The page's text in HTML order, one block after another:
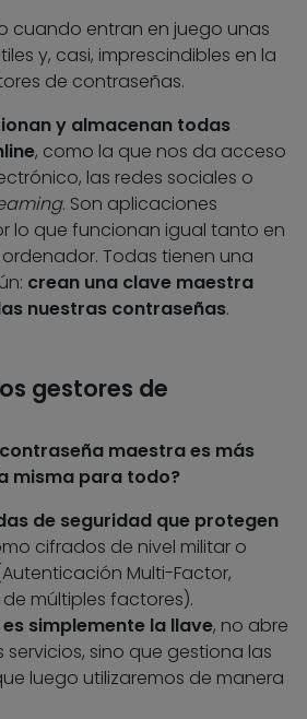
cuando entran en juego unas
y, casi, imprescindibles en la
de contraseñas.
y almacenan todas
, como la que nos da acceso
las redes sociales o
. Son aplicaciones
lo que funcionan igual tanto en
Todas tienen una
crean una clave maestra
nuestras contraseñas.
gestores de
maestra es más
misma para todo?
de seguridad que protegen
cifrados de nivel militar o
Multi-Factor,
múltiples factores).
es simplemente la llave, no abre
servicios, sino que gestiona las
luego utilizaremos de manera